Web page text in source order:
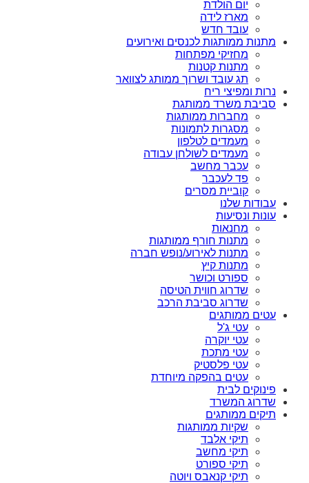
יום הולדת
מארז לידה
עובד חדש
מתנות ממותגות לכנסים ואירועים
מחזיקי מפתחות
מתנות קטנות
תג עובד ושרוך ממותג לצוואר
נרות ומפיצי ריח
סביבת משרד ממותגת
מחברות ממותגות
מסגרות לתמונות
מעמדים לטלפון
מעמדים לשולחן עבודה
עכבר מחשב
פד לעכבר
קוביית מסרים
עבודות שלנו
עונות ונסיעות
מחנאות
מתנות חורף ממותגות
מתנות לאירוע/נופש חברה
מתנות קיץ
ספורט וכושר
שדרוג חווית הטיסה
שדרוג סביבת הרכב
עטים ממותגים
עטי ג'ל
עטי יוקרה
עטי מתכת
עטי פלסטיק
עטים בהפקה מיוחדת
פינוקים לבית
שדרוג המשרד
תיקים ממותגים
שקיות ממותגות
תיקי אלבד
תיקי מחשב
תיקי ספורט
תיקי קנאבס ויוטה